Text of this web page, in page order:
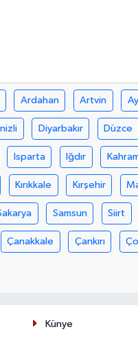
Ardahan Artvin
Diyarbakır Düzce
Isparta Iğdır
Kırıkkale Kırşehir
Samsun Siirt
Çanakkale Çankırı
Künye